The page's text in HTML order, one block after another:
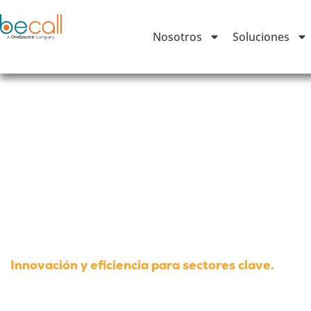
Nosotros Soluciones
Innovación y eficiencia para sectores clave.